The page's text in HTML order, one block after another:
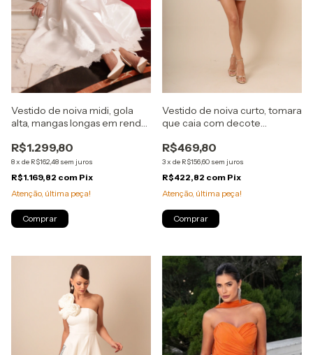
Vestido de noiva midi, gola
alta, mangas longas em renda
R$1.299,80
8x de R$162,48 sem juros
R$1.169,82 com Pix
Atenção, última peça!
Comprar
Vestido de noiva curto, tomara
que caia com decote
Branco
R$469,80
3x de R$156,60 sem juros
R$422,82 com Pix
Atenção, última peça!
Comprar